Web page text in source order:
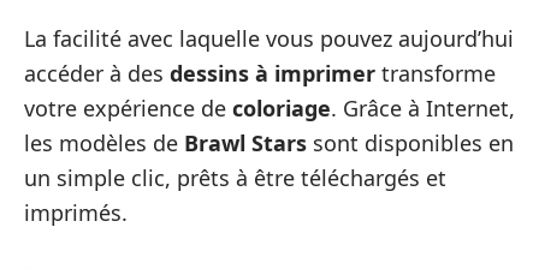
La facilité avec laquelle vous pouvez aujourd’hui
accéder à des dessins à imprimer transforme
votre expérience de coloriage. Grâce à Internet,
les modèles de Brawl Stars sont disponibles en
un simple clic, prêts à être téléchargés et
imprimés.